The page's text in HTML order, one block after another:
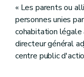
« Les parents ou
personnes unies
cohabitation légale
directeur général
centre public